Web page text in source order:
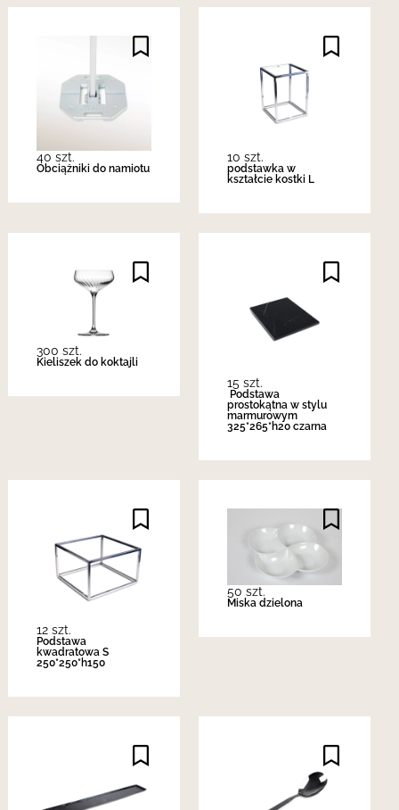
40 szt.
Obciążniki do namiotu
10 szt.
podstawka w
kształcie kostki L
300 szt.
Kieliszek do koktajli
15 szt.
Podstawa
prostokątna w stylu
marmurowym
325*265*h20 czarna
12 szt.
Podstawa
kwadratowa S
250*250*h150
50 szt.
Miska dzielona